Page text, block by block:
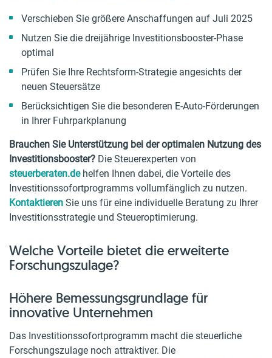
Verschieben Sie größere Anschaffungen auf Juli 2025
Nutzen Sie die dreijährige Investitionsbooster-Phase
optimal
Prüfen Sie Ihre Rechtsform-Strategie angesichts der
neuen Steuersätze
Berücksichtigen Sie die besonderen E-Auto-Förderungen
in Ihrer Fuhrparkplanung
Brauchen Sie Unterstützung bei der optimalen Nutzung des
Investitionsbooster? Die Steuerexperten von
steuerberaten.dehelfen Ihnen dabei, die Vorteile des
Investitionssofortprogramms vollumfänglich zu nutzen.
Kontaktieren Sie uns für eine individuelle Beratung zu Ihrer
Investitionsstrategie und Steueroptimierung.
Welche Vorteile bietet die erweiterte
Forschungszulage?
Höhere Bemessungsgrundlage für
innovative Unternehmen
Das Investitionssofortprogramm macht die steuerliche
Forschungszulage noch attraktiver. Die